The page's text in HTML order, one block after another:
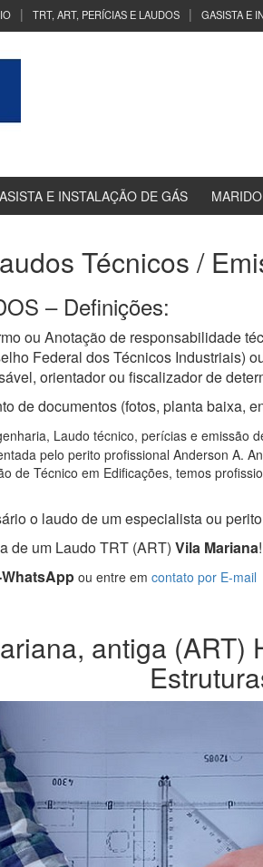
TRT, ART, PERÍCIAS E LAUDOS GASISTA E
E INSTALAÇÃO DE GÁS
Técnicos /
– Definições:
ou Anotação de responsabilidade
Federal dos Técnicos Industriais)
orientador ou fiscalizador de
de documentos (fotos, planta baixa,
Laudo técnico, perícias e emissão
pelo perito profissional Anderson A.
de Técnico em Edificações, temos
o laudo de um especialista ou
de um Laudo TRT (ART) Vila Mariana!
WhatsAppou entre em contato por E-mail
antiga (ART)